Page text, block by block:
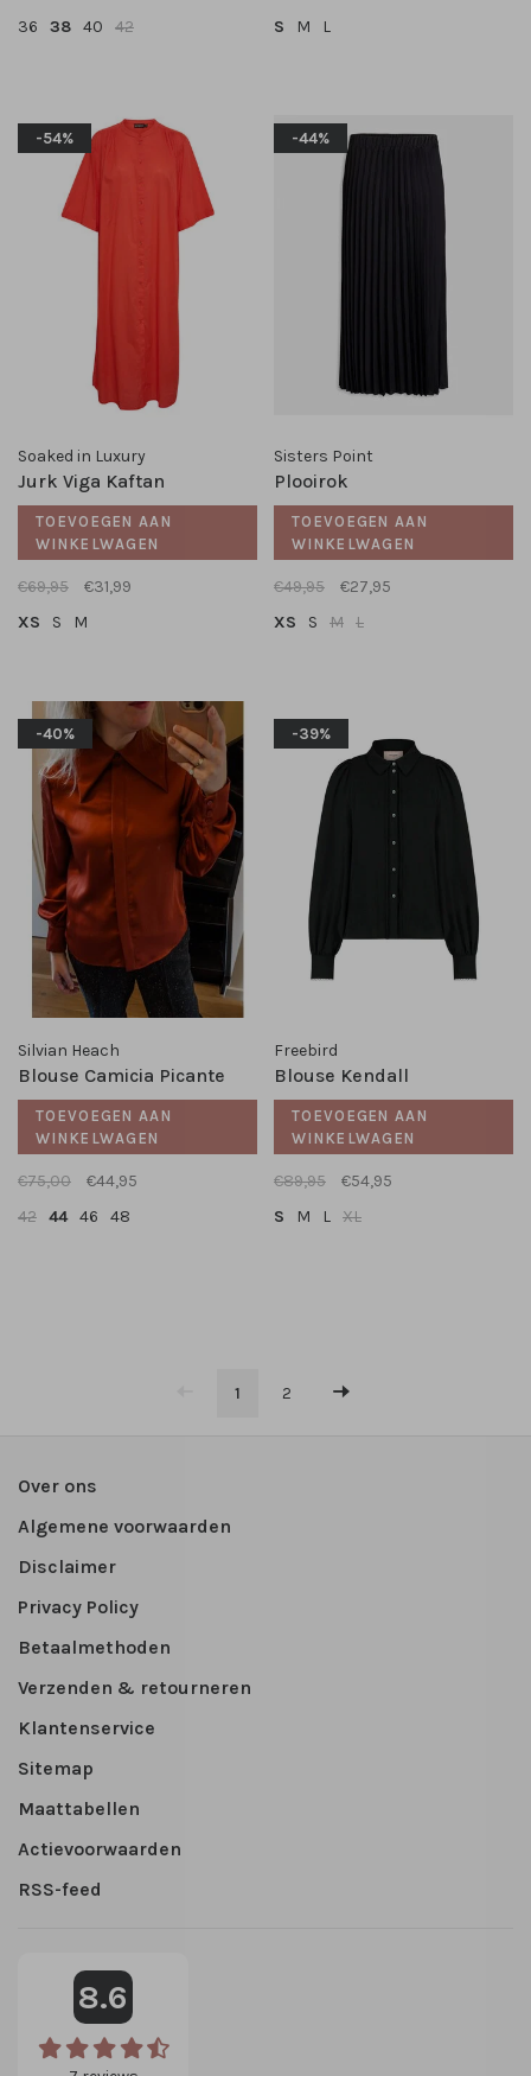
36
38 40 42
S
M L
-54%
Soaked in Luxury
Jurk Viga Kaftan
TOEVOEGEN AAN
WINKELWAGEN
€69,95
€31,99
XS
S M
-44%
Sisters Point
Plooirok
TOEVOEGEN AAN
WINKELWAGEN
€49,95
€27,95
XS
S M L
-40%
Silvian Heach
Blouse Camicia Picante
TOEVOEGEN AAN
WINKELWAGEN
€75,00
€44,95
42 44 46 48
-39%
Freebird
Blouse Kendall
TOEVOEGEN AAN
WINKELWAGEN
€89,95
€54,95
S
M L XL
1 2
Over ons
Algemene voorwaarden
Disclaimer
Privacy Policy
Betaalmethoden
Verzenden & retourneren
Klantenservice
Sitemap
Maattabellen
Actievoorwaarden
RSS-feed
8.6